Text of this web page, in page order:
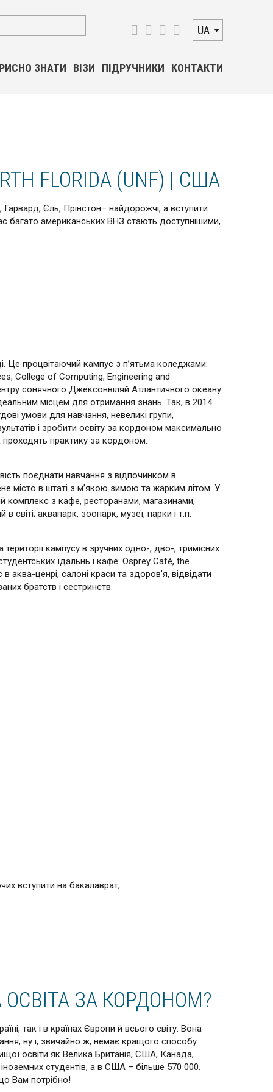
UA
ЗНАТИ ВІЗИ ПІДРУЧНИКИ КОНТАКТИ
FLORIDA (UNF) | США
Єль, Прінстон– найдорожчі, а вступити
багато американських ВНЗ стають доступнішими,
Це процвітаючий кампус з п’ятьма коледжами:
College of Computing, Engineering and
сонячного Джексонвіляй Атлантичного океану.
місцем для отримання знань. Так, в 2014
умови для навчання, невеликі групи,
і зробити освіту за кордоном максимально
проходять практику за кордоном.
поєднати навчання з відпочинком в
місто в штаті з м’якою зимою та жарким літом. У
комплекс з кафе, ресторанами, магазинами,
аквапарк, зоопарк, музеї, парки і т.п.
кампусу в зручних одно-, дво-, тримісних
їдальнь і кафе: Osprey Café, the
ценрі, салоні краси та здоров’я, відвідати
братств і сестринств.
вступити на бакалаврат;
ЗА КОРДОНОМ?
так і в країнах Європи й всього світу. Вона
ну і, звичайно ж, немає кращого способу
освіти як Велика Британія, США, Канада,
студентів, а в США – більше 570 000.
Вам потрібно!